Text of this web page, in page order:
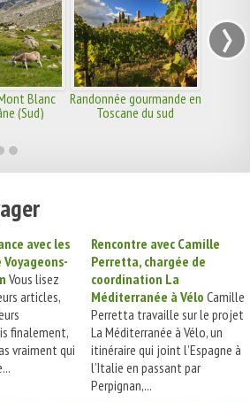
Blanc
(Sud)
Randonnée gourmande en
Toscane du sud
›
avec les
Vous lisez
articles,
finalement,
vraiment qui
Rencontre avec Camille
Perretta, chargée de
coordination La
Méditerranée à Vélo Camille
Perretta travaille sur le projet
La Méditerranée à Vélo, un
itinéraire qui joint l’Espagne à
l’Italie en passant par
Perpignan,...